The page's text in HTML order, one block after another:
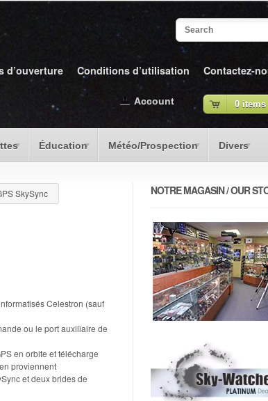
d’ouverture Conditions d’utilisation Contactez-
Éducation Météo/Prospection Divers
0 items
Account
SkySync
Celestron (sauf
ou le port auxiliaire de
en orbite et télécharge
proviennent
et deux brides de
NOTRE MAGASIN / OUR